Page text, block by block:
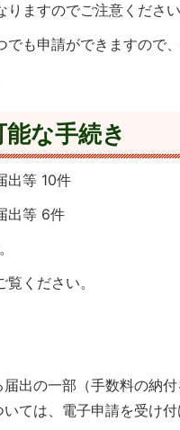
ますのでご注意ください
も申請ができますので
な手続き
出等 10件
出等 6件
ください。
出の一部（手数料の納
ては、電子申請を受け